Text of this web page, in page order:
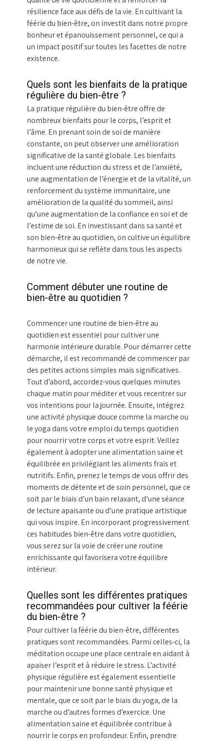
résilience face aux défis de la vie. En cultivant la
féérie du bien-être, on investit dans notre propre
bonheur et épanouissement personnel, ce qui a
un impact positif sur toutes les facettes de notre
existence.
Quels sont les bienfaits de la pratique
régulière du bien-être ?
La pratique régulière du bien-être offre de
nombreux bienfaits pour le corps, l’esprit et
l’âme. En prenant soin de soi de manière
constante, on peut observer une amélioration
significative de la santé globale. Les bienfaits
incluent une réduction du stress et de l’anxiété,
une augmentation de l’énergie et de la vitalité, un
renforcement du système immunitaire, une
amélioration de la qualité du sommeil, ainsi
qu’une augmentation de la confiance en soi et de
l’estime de soi. En investissant dans sa santé et
son bien-être au quotidien, on cultive un équilibre
harmonieux qui se reflète dans tous les aspects
de notre vie.
Comment débuter une routine de
bien-être au quotidien ?
Commencer une routine de bien-être au
quotidien est essentiel pour cultiver une
harmonie intérieure durable. Pour démarrer cette
démarche, il est recommandé de commencer par
des petites actions simples mais significatives.
Tout d’abord, accordez-vous quelques minutes
chaque matin pour méditer et vous recentrer sur
vos intentions pour la journée. Ensuite, intégrez
une activité physique douce comme la marche ou
le yoga dans votre emploi du temps quotidien
pour nourrir votre corps et votre esprit. Veillez
également à adopter une alimentation saine et
équilibrée en privilégiant les aliments frais et
nutritifs. Enfin, prenez le temps de vous offrir des
moments de détente et de soin personnel, que ce
soit par le biais d’un bain relaxant, d’une séance
de lecture apaisante ou d’une pratique artistique
qui vous inspire. En incorporant progressivement
ces habitudes bien-être dans votre quotidien,
vous serez sur la voie de créer une routine
enrichissante qui favorisera votre équilibre
intérieur.
Quelles sont les différentes pratiques
recommandées pour cultiver la féérie
du bien-être ?
Pour cultiver la féérie du bien-être, différentes
pratiques sont recommandées. Parmi celles-ci, la
méditation occupe une place centrale en aidant à
apaiser l’esprit et à réduire le stress. L’activité
physique régulière est également essentielle
pour maintenir une bonne santé physique et
mentale, que ce soit par le biais du yoga, de la
marche ou d’autres formes d’exercice. Une
alimentation saine et équilibrée contribue à
nourrir le corps en profondeur. Enfin, prendre